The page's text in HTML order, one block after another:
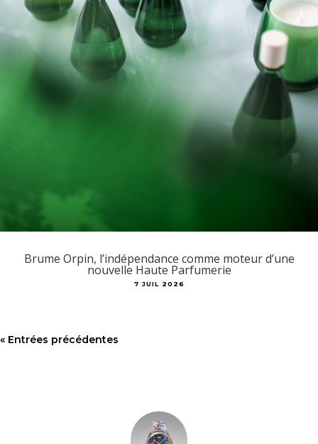
Brume Orpin, l’indépendance comme moteur d’une
nouvelle Haute Parfumerie
7 JUIL 2026
« Entrées précédentes